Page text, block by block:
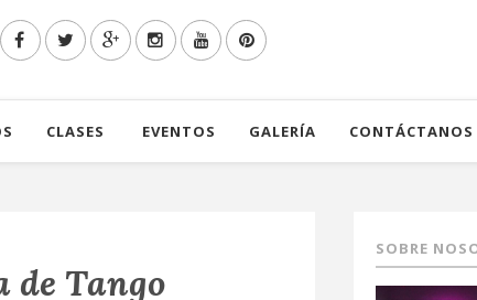
CLASES EVENTOS GALERÍA CONTÁCTANOS
de Tango
SOBRE